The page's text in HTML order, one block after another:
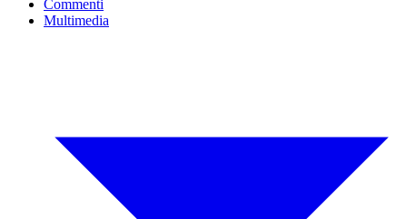
Commenti
Multimedia